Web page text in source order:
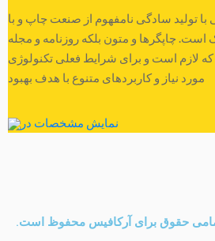
تولید سادگی نامفهوم از صنعت چاپ و با
است. چاپگرها و متون بلکه روزنامه و مجله
لازم است و برای شرایط فعلی تکنولوژی
مورد نیاز و کاربردهای متنوع با هدف بهبود
نمایش مشخصات در
حقوق برای آرکافیس محفوظ است.